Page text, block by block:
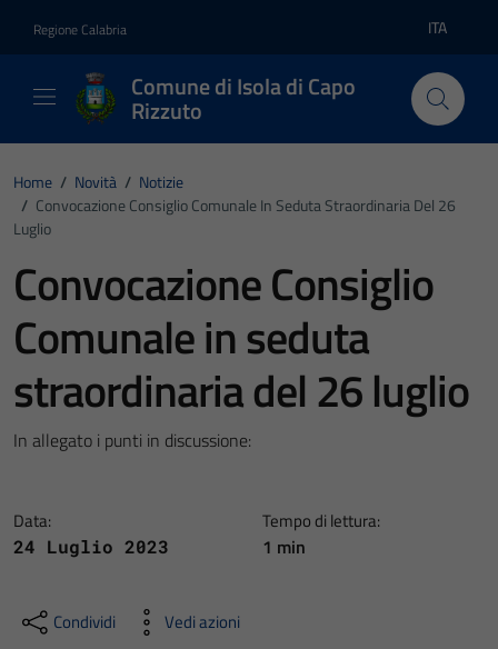
Regione Calabria Lingua
ITA
Comune di Isola di Capo
Rizzuto
Home / Novità / Notizie
/ Convocazione Consiglio Comunale In Seduta Straordinaria Del 26
Luglio
Convocazione Consiglio
Comunale in seduta
straordinaria del 26 luglio
In allegato i punti in discussione:
Data:
24 Luglio 2023
Tempo di lettura:
1 min
Condividi Vedi azioni